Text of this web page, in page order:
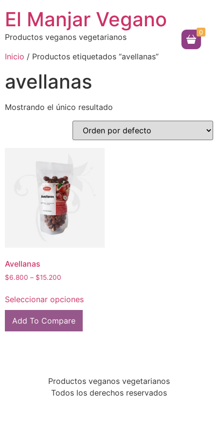
El Manjar Vegano
Productos veganos vegetarianos
Inicio / Productos etiquetados “avellanas”
avellanas
Mostrando el único resultado
Avellanas
$6.800 – $15.200
Seleccionar opciones
Add To Compare
Productos veganos vegetarianos
Todos los derechos reservados
0